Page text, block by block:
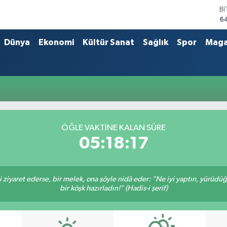
Dünya Ekonomi Kültür Sanat Sağlık Spor
ÖĞLE VAKTINE KALAN SÜRE
05:18:17
ziyaret ederse, bir melek, ona şöyle nidâ eder: "Ne iyi yaptın,
bir köşk hazırladın!" (Hadis-i şerif)